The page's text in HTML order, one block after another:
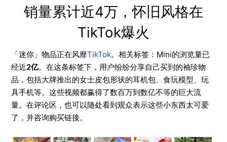
销量累计近4万，怀旧风格在
TikTok爆火
「迷你」物品正在风靡TikTok。相关标签：Mini的浏览量已
经近2亿。在这条标签下，用户纷纷分享自己买到的袖珍物
品，包括大牌推出的女士皮包形状的耳机包、食玩模型、玩
具手机等。这些视频都赢得了数百万到数亿不等的巨大流
量。在评论区，也可以随处看到观众表示这些小东西太可爱
了，并咨询购买链接。